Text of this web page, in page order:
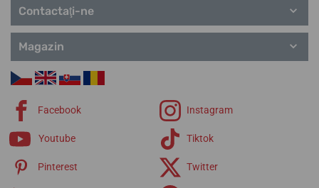
Contactaţi-ne
Magazin
Facebook Instagram
Youtube Tiktok
Pinterest Twitter